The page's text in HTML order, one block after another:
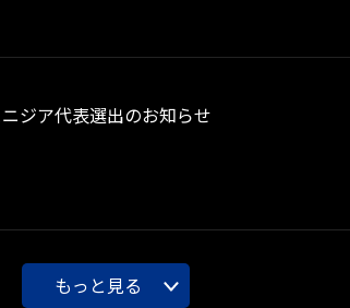
ジア代表選出のお知らせ
もっと見る